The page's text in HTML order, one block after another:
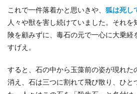
これで一件落着かと思いきや、 狐は死し
人々や獣を害し続けていました。それ
険を顧みずに、毒石の元で一心に大乗経
すげえ。
すると、石の中から玉藻前の姿が現れた
消え、石は三つに割れて飛び散り、ひと